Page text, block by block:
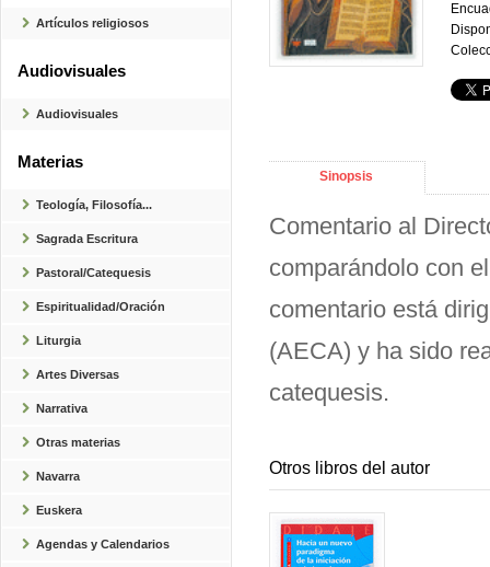
Artículos religiosos
Audiovisuales
Audiovisuales
Materias
Teología, Filosofía...
Sagrada Escritura
Pastoral/Catequesis
Espiritualidad/Oración
Liturgia
Artes Diversas
Narrativa
Otras materias
Navarra
Euskera
Agendas y Calendarios
Sinopsis
Comentario al
comparándolo con
comentario está
(AECA) y ha sido
catequesis.
Otros libros del autor